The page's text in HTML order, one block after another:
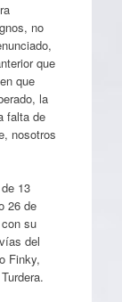
no
que
que
la
falta de
nosotros
13
26 de
su
del
Finky,